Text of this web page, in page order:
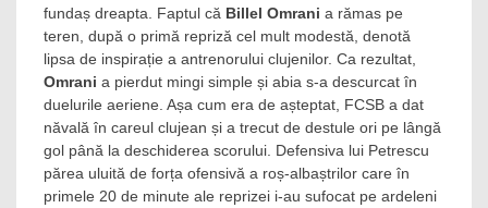
fundaș dreapta. Faptul că Billel Omrani a rămas pe
teren, după o primă repriză cel mult modestă, denotă
lipsa de inspirație a antrenorului clujenilor. Ca rezultat,
Omrani a pierdut mingi simple și abia s-a descurcat în
duelurile aeriene. Așa cum era de așteptat, FCSB a dat
năvală în careul clujean și a trecut de destule ori pe lângă
gol până la deschiderea scorului. Defensiva lui Petrescu
părea uluită de forța ofensivă a roș-albaștrilor care în
primele 20 de minute ale reprizei i-au sufocat pe ardeleni